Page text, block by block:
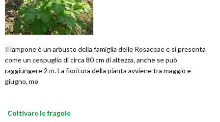
Il lampone è un arbusto della famiglia delle Rosaceae e si presenta
come un cespuglio di circa 80 cm di altezza, anche se può
raggiungere 2 m. La fioritura della pianta avviene tra maggio e
giugno, me
Coltivare le fragole